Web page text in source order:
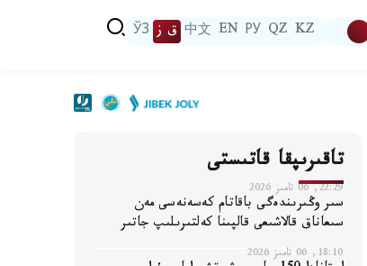
KZ
QZ
РУ
EN
中文 ق ز ЎЗ
تاقىرىپقا قاتىستى
22:29, 06 تامىز 2026
سىر وڭىرىندەگى باقاتام كەسەنەسى مەن
سىعاناق قالاشىعى قالپىنا كەلتىرىلىپ جاتىر
18:10, 06 تامىز 2026